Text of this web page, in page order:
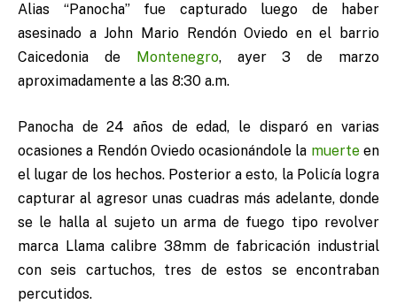
Alias “Panocha” fue capturado luego de haber
asesinado a John Mario Rendón Oviedo en el barrio
Caicedonia de Montenegro, ayer 3 de marzo
aproximadamente a las 8:30 a.m.
Panocha de 24 años de edad, le disparó en varias
ocasiones a Rendón Oviedo ocasionándole la muerteen
el lugar de los hechos. Posterior a esto, la Policía logra
capturar al agresor unas cuadras más adelante, donde
se le halla al sujeto un arma de fuego tipo revolver
marca Llama calibre 38mm de fabricación industrial
con seis cartuchos, tres de estos se encontraban
percutidos.